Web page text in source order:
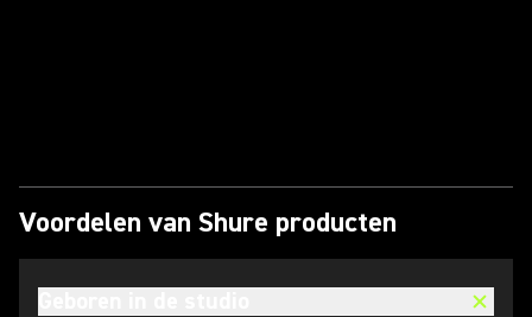
Voordelen van Shure producten